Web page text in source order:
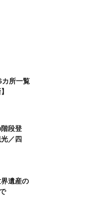
カ所一覧
段登
／四
遺産の